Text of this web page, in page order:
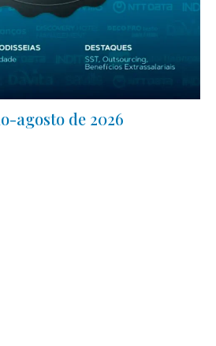
agosto de 2026